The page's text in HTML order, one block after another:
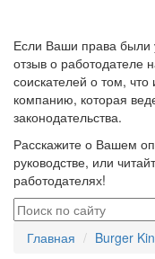
Если Ваши права были
отзыв о работодателе
соискателей о том,
компанию, которая
законодательства.
Расскажите о Вашем
руководстве, или
работодателях!
Главная Burger